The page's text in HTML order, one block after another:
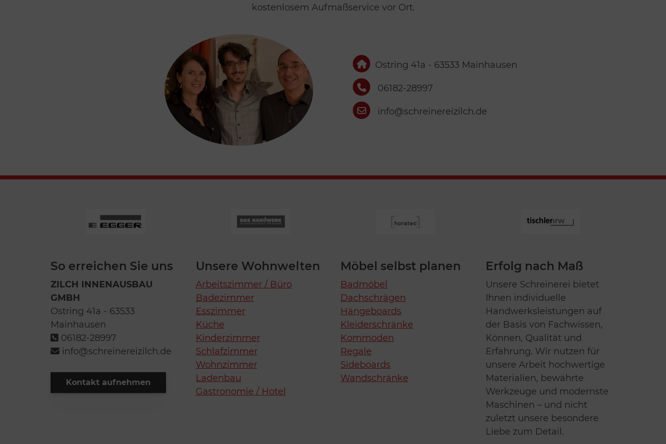
kostenlosem Aufmaßservice vor Ort.
Ostring 41a - 63533 Mainhausen
06182-28997
info@schreinereizilch.de
So erreichen Sie uns
ZILCH INNENAUSBAU
GMBH
Ostring 41a - 63533
Mainhausen
06182-28997
info@schreinereizilch.de
Kontakt aufnehmen
Unsere Wohnwelten
Arbeitszimmer / Büro
Badezimmer
Esszimmer
Küche
Kinderzimmer
Schlafzimmer
Wohnzimmer
Ladenbau
Gastronomie / Hotel
Möbel selbst planen
Badmöbel
Dachschrägen
Hängeboards
Kleiderschränke
Kommoden
Regale
Sideboards
Wandschränke
Erfolg nach Maß
Unsere Schreinerei bietet
Ihnen individuelle
Handwerksleistungen auf
der Basis von Fachwissen,
Können, Qualität und
Erfahrung. Wir nutzen für
unsere Arbeit hochwertige
Materialien, bewährte
Werkzeuge und modernste
Maschinen – und nicht
zuletzt unsere besondere
Liebe zum Detail.